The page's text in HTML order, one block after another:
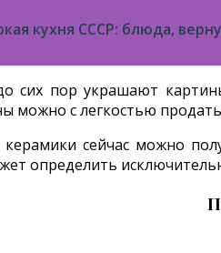
кухня СССР: блюда,
сих пор украшают
можно с легкостью
керамики сейчас можно
определить